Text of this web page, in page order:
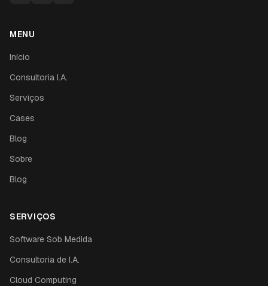
MENU
Início
Consultoria I.A.
Serviços
Cases
Blog
Sobre
Blog
SERVIÇOS
Software Sob Medida
Consultoria de I.A.
Cloud Computing